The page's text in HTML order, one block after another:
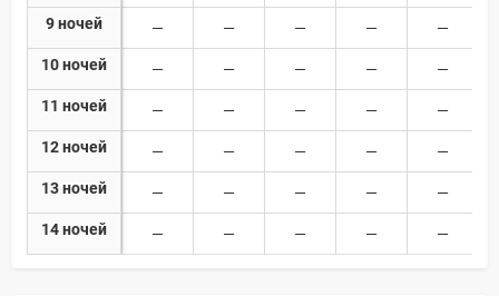
9 ночей
10 ночей
11 ночей
12 ночей
13 ночей
14 ночей